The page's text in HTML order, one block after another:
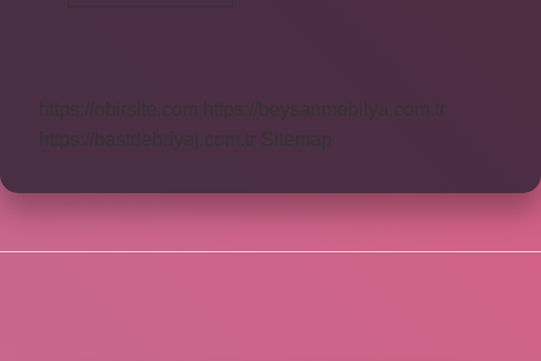
Nedir
https://obirsite.com
https://beysanmobilya.com.tr
https://bastdebriyaj.com.tr Sitemap